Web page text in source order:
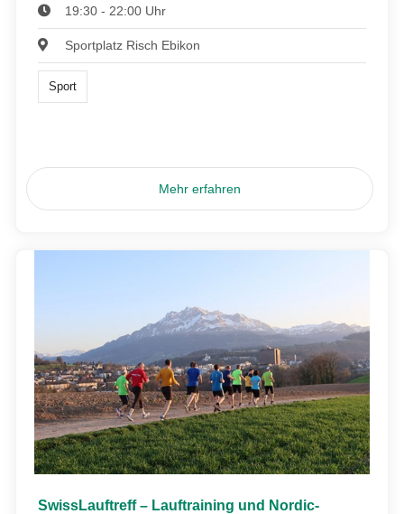
19:30 - 22:00 Uhr
Sportplatz Risch Ebikon
Sport
Mehr erfahren
SwissLauftreff – Lauftraining und Nordic-